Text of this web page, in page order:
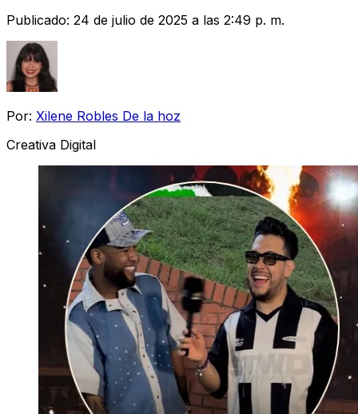
Publicado: 24 de julio de 2025 a las 2:49 p. m.
Por: Xilene Robles De la hoz
Creativa Digital